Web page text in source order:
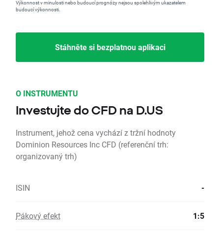
Výkonnost v minulosti nebo budoucí prognózy nejsou spolehlivým ukazatelem
budoucí výkonnosti.
Stáhněte si bezplatnou aplikaci
O INSTRUMENTU
Investujte do CFD na D.US
Instrument, jehož cena vychází z tržní hodnoty
Dominion Resources Inc CFD (referenční trh:
organizovaný trh)
ISIN -
Pákový efekt 1:5